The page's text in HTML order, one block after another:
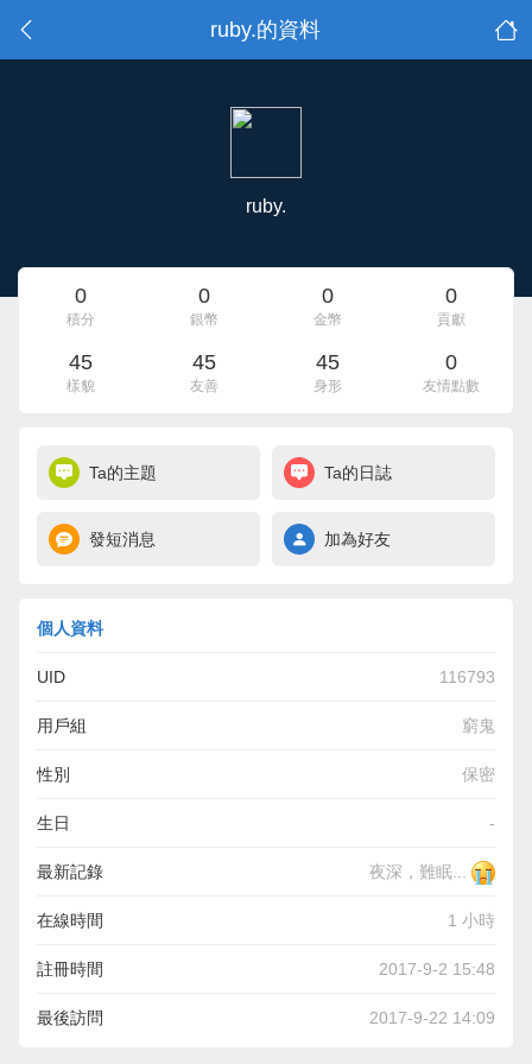
ruby.的資料
ruby.
0
積分
0
銀幣
0
金幣
0
貢獻
45
樣貌
45
友善
45
身形
0
友情點數
Ta的主題 Ta的日誌
發短消息 加為好友
個人資料
UID 116793
用戶組 窮鬼
性別 保密
生日 -
最新記錄 夜深，難眠...
在線時間 1 小時
註冊時間 2017-9-2 15:48
最後訪問 2017-9-22 14:09